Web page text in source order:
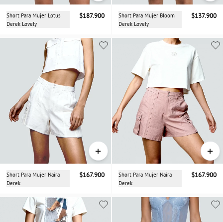
Short Para Mujer Lotus
Derek Lovely
$187.900
Short Para Mujer Bloom
Derek Lovely
$137.900
+
Short Para Mujer Naira
Derek
$167.900
+
Short Para Mujer Naira
Derek
$167.900